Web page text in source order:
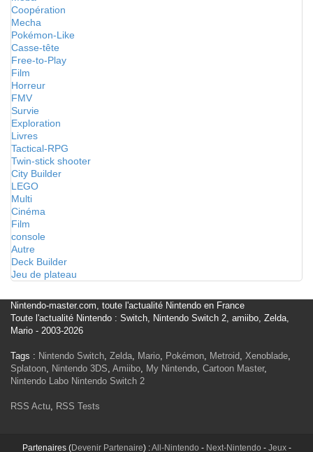
Coopération
Mecha
Pokémon-Like
Casse-tête
Free-to-Play
Film
Horreur
FMV
Survie
Exploration
Livres
Tactical-RPG
Twin-stick shooter
City Builder
LEGO
Multi
Cinéma
Film
console
Autre
Deck Builder
Jeu de plateau
Nintendo-master.com, toute l'actualité Nintendo en France
Toute l'actualité Nintendo : Switch, Nintendo Switch 2, amiibo, Zelda,
Mario - 2003-2026
Tags : Nintendo Switch, Zelda, Mario, Pokémon, Metroid, Xenoblade,
Splatoon, Nintendo 3DS, Amiibo, My Nintendo, Cartoon Master,
Nintendo Labo Nintendo Switch 2
RSS Actu, RSS Tests
Partenaires (Devenir Partenaire) :All-Nintendo - Next-Nintendo - Jeux-